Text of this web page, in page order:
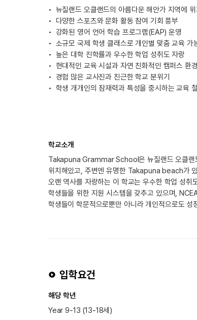
뉴질랜드 오클랜드의 아름다운 해안가 지역에 위
다양한 스포츠와 문화 활동 참여 기회 풍부
강화된 영어 언어 학습 프로그램(EAP) 운영
소규모 국제 학생 클래스로 개인별 맞춤 교육 가
높은 대학 진학률과 우수한 학업 성취도 자랑
현대적인 교육 시설과 자연 친화적인 캠퍼스 환경
경험 많은 교사진과 친근한 학교 분위기
학생 개개인의 잠재력과 특성을 중시하는 교육
학교소개
Takapuna Grammar School은 뉴질랜드 오클랜
위치해있고, 주변엔 유명한 Takapuna beach가
오랜 역사를 자랑하는 이 학교는 우수한 학업 성
학생들을 위한 지원 시스템을 갖추고 있으며,
학생들이 학문적으로뿐만 아니라 개인적으로도
입학요건
해당 학년
Year 9-13 (13-18세)